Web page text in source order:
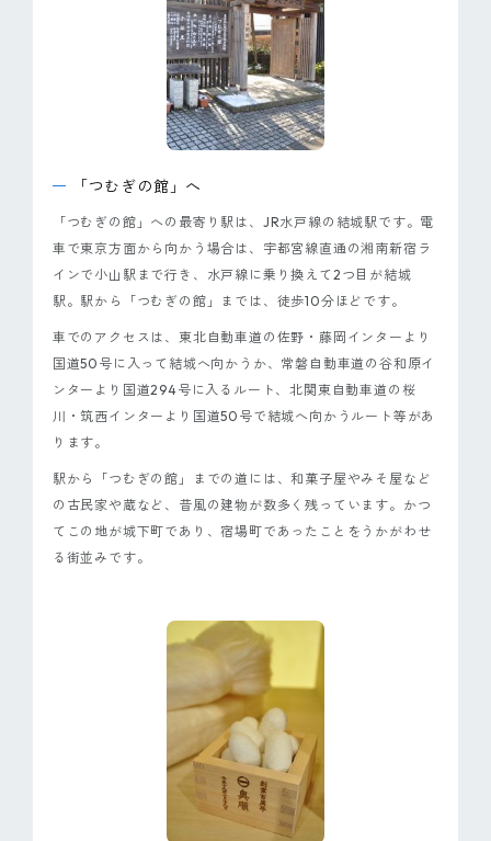
「つむぎの館」へ
「つむぎの館」への最寄り駅は、JR水戸線の結城駅です。電
車で東京方面から向かう場合は、宇都宮線直通の湘南新宿ラ
インで小山駅まで行き、水戸線に乗り換えて2つ目が結城
駅。駅から「つむぎの館」までは、徒歩10分ほどです。
車でのアクセスは、東北自動車道の佐野・藤岡インターより
国道50号に入って結城へ向かうか、常磐自動車道の谷和原イ
ンターより国道294号に入るルート、北関東自動車道の桜
川・筑西インターより国道50号で結城へ向かうルート等があ
ります。
駅から「つむぎの館」までの道には、和菓子屋やみそ屋など
の古民家や蔵など、昔風の建物が数多く残っています。かつ
てこの地が城下町であり、宿場町であったことをうかがわせ
る街並みです。